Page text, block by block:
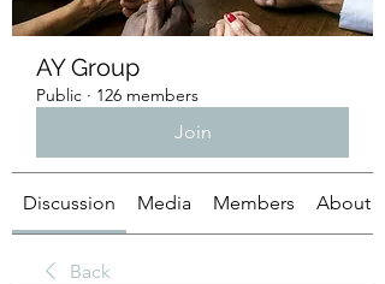
AY Group
Public · 126 members
Join
Discussion Media Members About
Back